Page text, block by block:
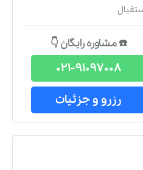
☎️ مشاوره رایگان 👇
021-91097008
رزرو و جزئیات